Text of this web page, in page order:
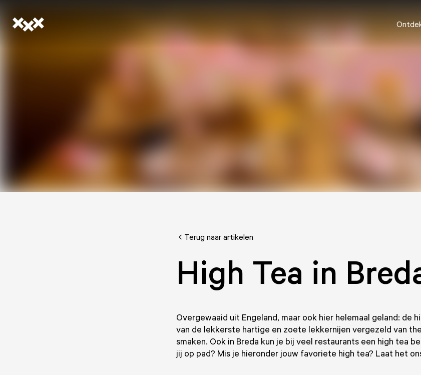
Terug naar artikelen
High Tea in
Overgewaaid uit Engeland, maar ook hier helemaal geland: de
van de lekkerste hartige en zoete lekkernijen vergezeld van
smaken. Ook in Breda kun je bij veel restaurants een high tea
jij op pad? Mis je hieronder jouw favoriete high tea? Laat het